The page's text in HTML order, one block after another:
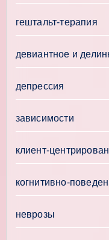
гештальт-терапия
девиантное и
депрессия
зависимости
клиент-
когнитивно-
неврозы